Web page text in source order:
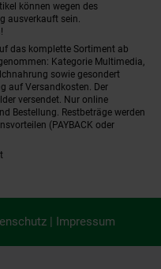
können wegen des
ausverkauft sein.
das komplette Sortiment ab
Kategorie Multimedia,
sowie gesondert
auf Versandkosten. Der
versendet. Nur online
Bestellung. Restbeträge werden
(PAYBACK oder
| Impressum